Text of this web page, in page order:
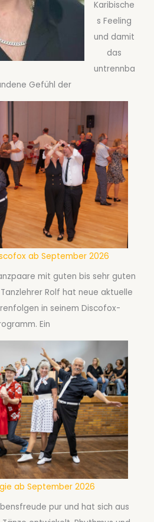
Karibische
s Feeling
und damit
das
untrennba
Gefühl der
ab September 2026
mit guten bis sehr guten
Rolf hat neue aktuelle
in seinem Discofox-
Ein
ab September 2026
pur und hat sich aus